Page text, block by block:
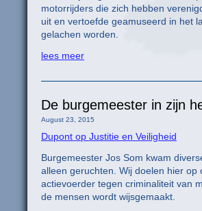
motorrijders die zich hebben
uit en vertoefde geamuseerd in het
gelachen worden.
lees meer
De burgemeester in zijn
August 23, 2015
Dupont op Justitie en Veiligheid
Burgemeester Jos Som kwam
alleen geruchten. Wij doelen hier
actievoerder tegen criminaliteit van
de mensen wordt wijsgemaakt.